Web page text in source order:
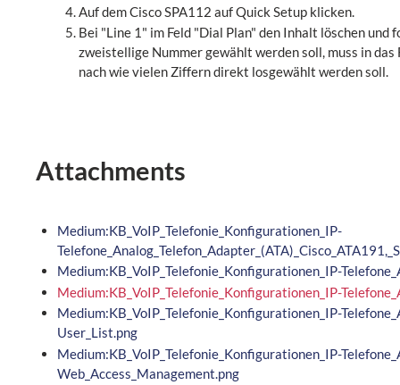
Auf dem Cisco SPA112 auf Quick Setup klicken.
Bei "Line 1" im Feld "Dial Plan" den Inhalt löschen
zweistellige Nummer gewählt werden soll, muss in das
nach wie vielen Ziffern direkt losgewählt werden soll.
Attachments
Medium:KB_VoIP_Telefonie_Konfigurationen_IP-
Medium:KB_VoIP_Telefonie_Konfigurationen_IP-
Medium:KB_VoIP_Telefonie_Konfigurationen_IP-
Medium:KB_VoIP_Telefonie_Konfigurationen_IP-
User_List.png
Medium:KB_VoIP_Telefonie_Konfigurationen_IP-
Web_Access_Management.png